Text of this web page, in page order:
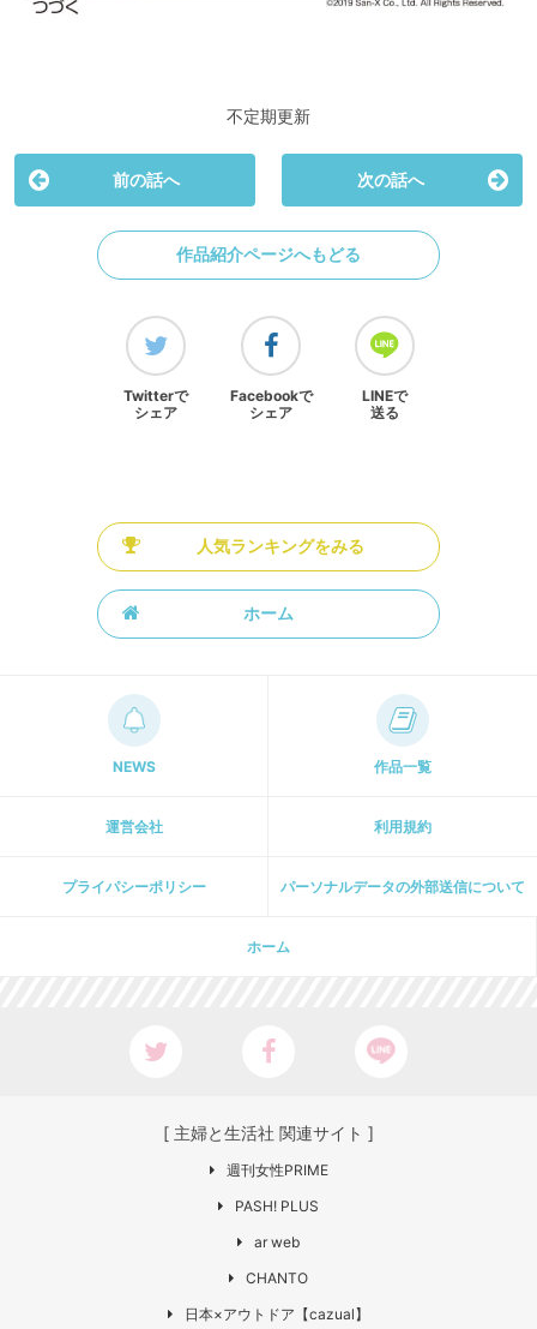
不定期更新
前の話へ 次の話へ
作品紹介ページへもどる
Twitterで
シェア
Facebookで
シェア
LINEで
送る
人気ランキングをみる
ホーム
NEWS 作品一覧
運営会社 利用規約
プライパシーポリシー パーソナルデータの外部送信について
ホーム
[ 主婦と生活社 関連サイト ]
週刊女性PRIME
PASH! PLUS
ar web
CHANTO
日本×アウトドア【cazual】